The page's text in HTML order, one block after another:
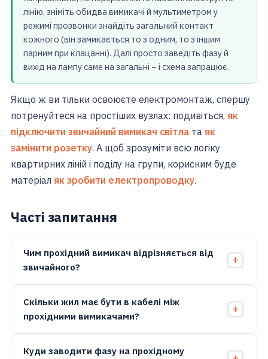
лінію, зніміть обидва вимикачі й мультиметром у
режимі прозвонки знайдіть загальний контакт
кожного (він замикається то з одним, то з іншим
парним при клацанні). Далі просто заведіть фазу й
вихід на лампу саме на загальні – і схема запрацює.
Якщо ж ви тільки освоюєте електромонтаж, спершу
потренуйтеся на простіших вузлах: подивіться, як
підключити звичайний вимикач світла та як
замінити розетку. А щоб зрозуміти всю логіку
квартирних ліній і поділу на групи, корисним буде
матеріал як зробити електропроводку.
Часті запитання
Чим прохідний вимикач відрізняється від
звичайного?
Скільки жил має бути в кабелі між
прохідними вимикачами?
Куди заводити фазу на прохідному